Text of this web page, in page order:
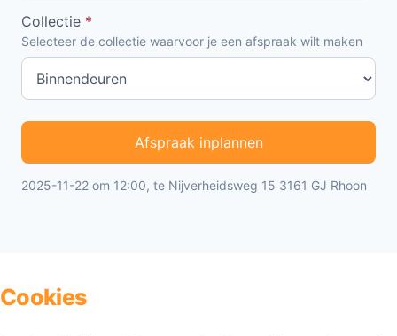
Collectie *
Selecteer de collectie waarvoor je een afspraak wilt maken
Afspraak inplannen
2025-11-22 om 12:00, te Nijverheidsweg 15 3161 GJ Rhoon
Cookies